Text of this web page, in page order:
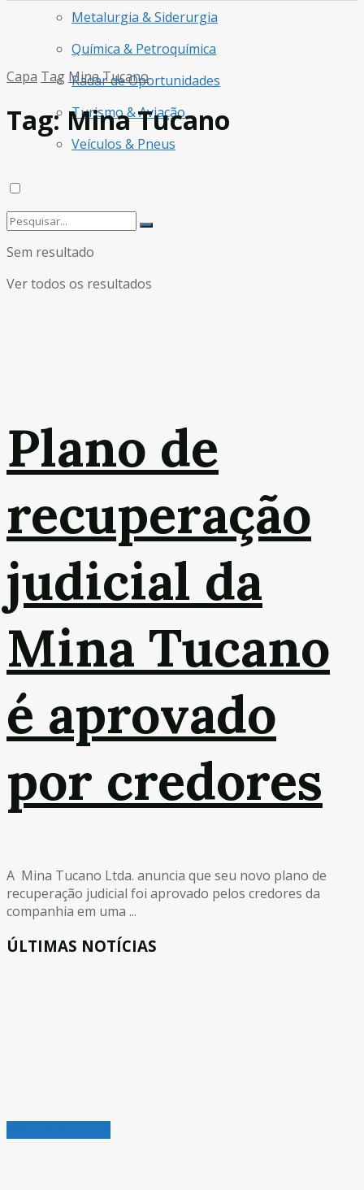
Metalurgia & Siderurgia
Química & Petroquímica
Radar de Oportunidades
Turismo & Aviação
Veículos & Pneus
Sem resultado
Ver todos os resultados
Capa Tag Mina Tucano
Tag:Mina Tucano
Plano de
recuperação
judicial da
Mina Tucano
é aprovado
por credores
A Mina Tucano Ltda. anuncia que seu novo plano de
recuperação judicial foi aprovado pelos credores da
companhia em uma ...
ÚLTIMAS NOTÍCIAS